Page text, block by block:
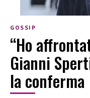
GOSSIP
“Ho
Gianni
la conferma